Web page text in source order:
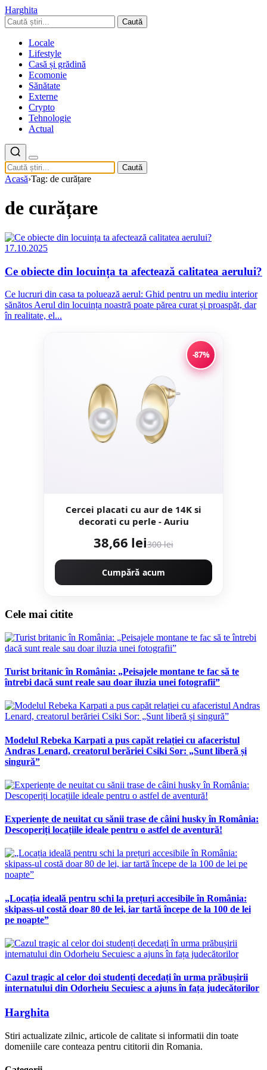
Harghita
Caută
Locale
Lifestyle
Casă și grădină
Ecomonie
Sănătate
Externe
Crypto
Tehnologie
Actual
Caută
Acasă›Tag: de curățare
de curățare
17.10.2025
Ce obiecte din locuința ta afectează calitatea aerului?
Ce lucruri din casa ta poluează aerul: Ghid pentru un mediu interior
sănătos Aerul din locuința noastră poate părea curat și proaspăt, dar
în realitate, el...
-87%
Cercei placati cu aur de 14K si
decorati cu perle - Auriu
38,66 lei300 lei
Cumpără acum
Cele mai citite
Turist britanic în România: „Peisajele montane te fac să te
întrebi dacă sunt reale sau doar iluzia unei fotografii”
Modelul Rebeka Karpati a pus capăt relației cu afaceristul
Andras Lenard, creatorul berăriei Csiki Sor: „Sunt liberă și
singură”
Experiențe de neuitat cu sănii trase de câini husky în România:
Descoperiți locațiile ideale pentru o astfel de aventură!
„Locația ideală pentru schi la prețuri accesibile în România:
skipass-ul costă doar 80 de lei, iar tartă începe de la 100 de lei
pe noapte”
Cazul tragic al celor doi studenți decedați în urma prăbușirii
internatului din Odorheiu Secuiesc a ajuns în fața judecătorilor
Harghita
Stiri actualizate zilnic, articole de calitate si informatii din toate
domeniile care conteaza pentru cititorii din Romania.